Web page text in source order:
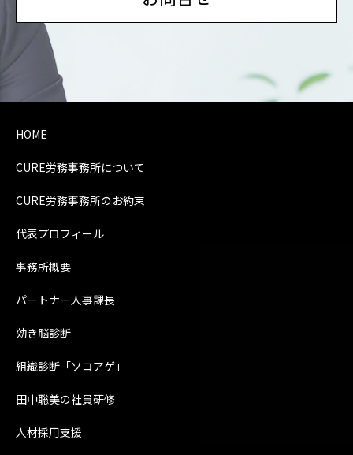
HOME
CURE労務事務所について
CURE労務事務所のお約束
代表プロフィール
事務所概要
パートナー人事課長
効き脳診断
組織診断「ソコアゲ」
田中聡美の社員研修
人材採用支援